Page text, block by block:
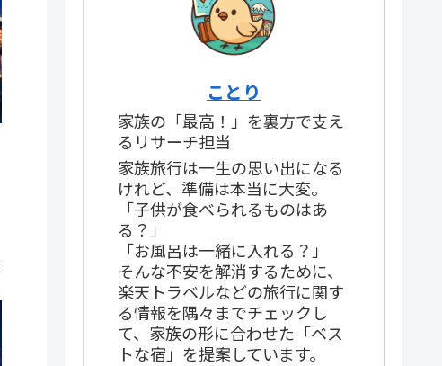
ことり
家族の「最高！」を裏方で支え
るリサーチ担当
家族旅行は一生の思い出になる
けれど、準備は本当に大変。
「子供が食べられるものはあ
る？」
「お風呂は一緒に入れる？」
そんな不安を解消するために、
楽天トラベルなどの旅行に関す
る情報を隅々までチェックし
て、家族の形に合わせた「ベス
トな宿」を提案しています。